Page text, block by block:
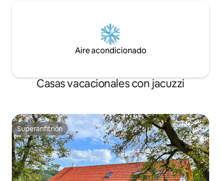
Aire acondicionado
Casas vacacionales con jacuzzi
Superanfitrión
Superanfitrión